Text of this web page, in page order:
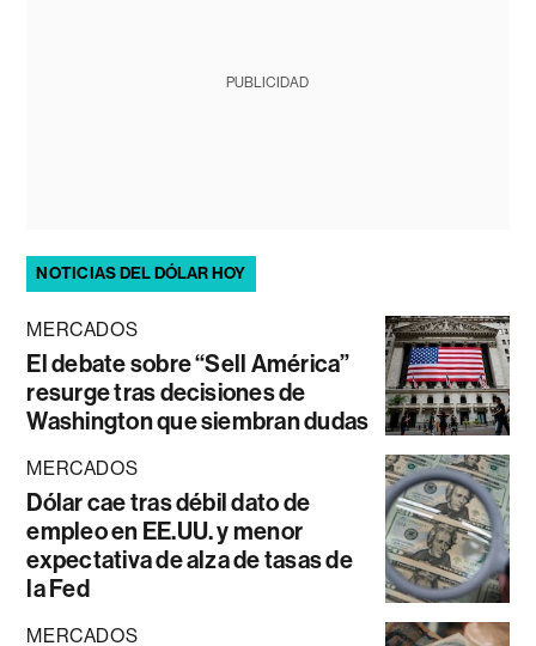
PUBLICIDAD
NOTICIAS DEL DÓLAR HOY
MERCADOS
El debate sobre “Sell América”
resurge tras decisiones de
Washington que siembran dudas
MERCADOS
Dólar cae tras débil dato de
empleo en EE.UU. y menor
expectativa de alza de tasas de
la Fed
MERCADOS